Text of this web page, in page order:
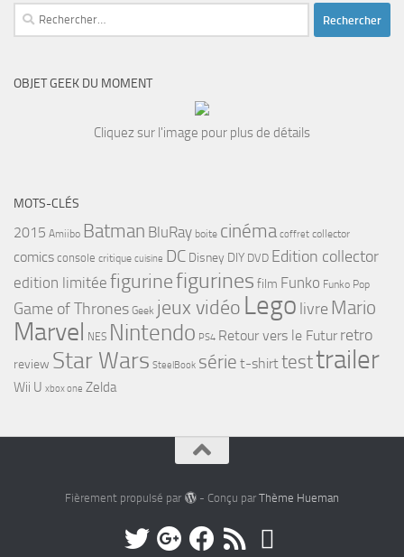
Rechercher :
OBJET GEEK DU MOMENT
Cliquez sur l'image pour plus de détails
MOTS-CLÉS
2015 Amiibo Batman BluRay boite cinéma coffret collector
comics console critique cuisine DC Disney DIY DVD Edition collector
edition limitée figurinefigurines film Funko Funko Pop
Game of Thrones Geek jeux vidéo Lego livre Mario
Marvel NES Nintendo PS4 Retour vers le Futur retro
review Star Wars SteelBook série t-shirttesttrailer
Wii U xbox one Zelda
Fièrement propulsé par - Conçu par Thème Hueman